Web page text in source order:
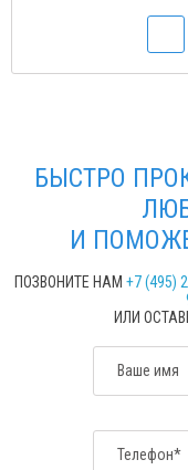
БЫСТРО
И
ПОЗВОНИТЕ НАМ +7 (495)
ИЛИ
Ваше имя
Телефон*